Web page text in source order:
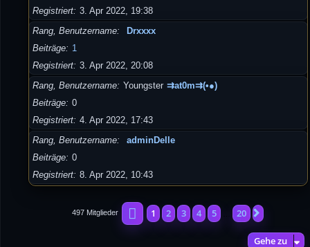
Registriert 3. Apr 2022, 19:38
Rang, Benutzername
Drxxxx
Beiträge
1
Registriert 3. Apr 2022, 20:08
Rang, Benutzername Youngster ⇉at0m⇉(•●)
Beiträge 0
Registriert 4. Apr 2022, 17:43
Rang, Benutzername
adminDelle
Beiträge 0
Registriert 8. Apr 2022, 10:43
497 Mitglieder Seite1von20
1 2 3 4 5 20
Gehe zu